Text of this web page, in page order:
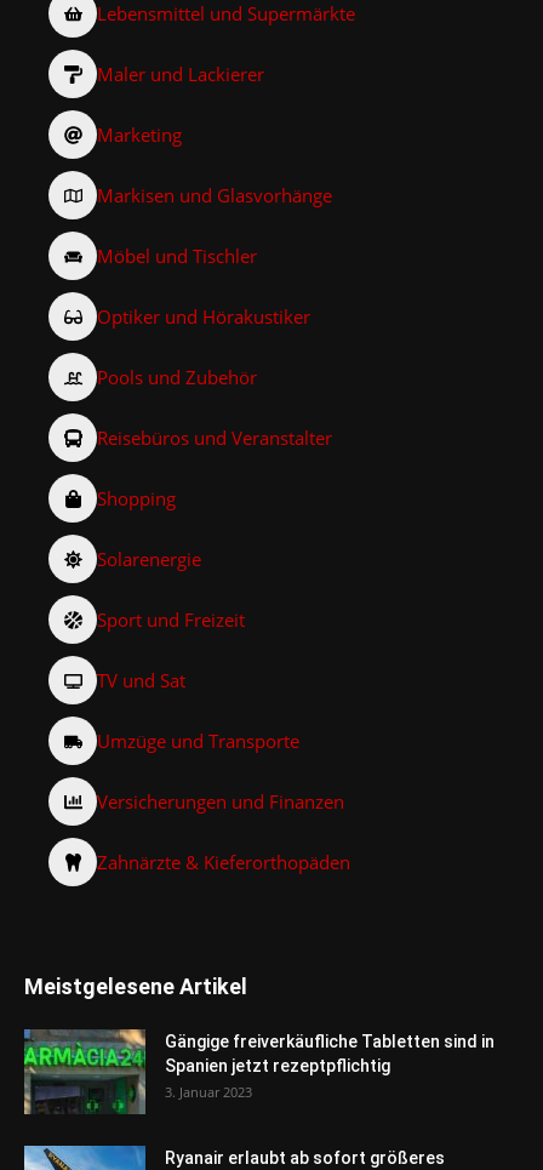
Lebensmittel und Supermärkte
Maler und Lackierer
Marketing
Markisen und Glasvorhänge
Möbel und Tischler
Optiker und Hörakustiker
Pools und Zubehör
Reisebüros und Veranstalter
Shopping
Solarenergie
Sport und Freizeit
TV und Sat
Umzüge und Transporte
Versicherungen und Finanzen
Zahnärzte & Kieferorthopäden
Meistgelesene Artikel
Gängige freiverkäufliche Tabletten sind in
Spanien jetzt rezeptpflichtig
3. Januar 2023
Ryanair erlaubt ab sofort größeres